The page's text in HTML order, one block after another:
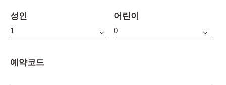
성인 어린이
예약코드